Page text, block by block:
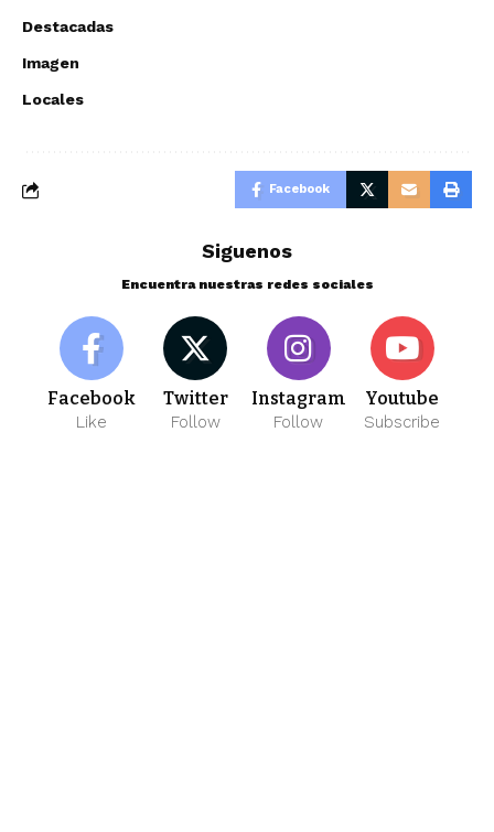
Destacadas
Imagen
Locales
Facebook
Siguenos
Encuentra nuestras redes sociales
Facebook
Like
Twitter
Follow
Instagram
Follow
Youtube
Subscribe